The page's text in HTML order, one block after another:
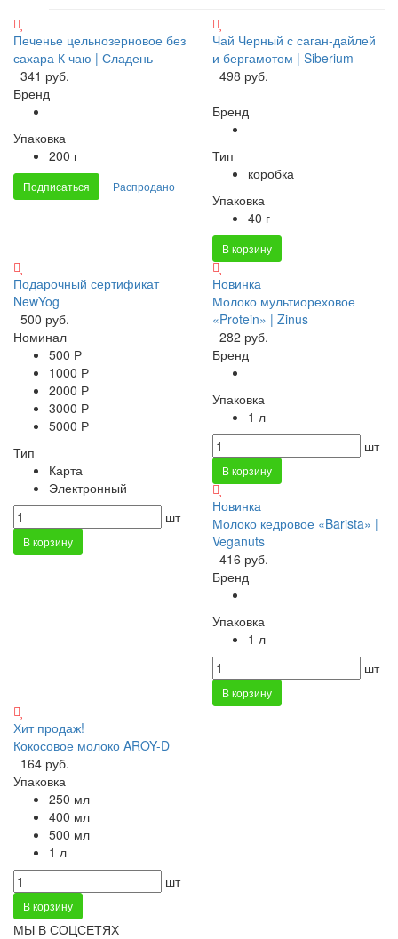
Печенье цельнозерновое без
сахара К чаю | Сладень
341 руб.
Бренд
Упаковка
200 г
Подписаться Распродано
Чай Черный с саган-дайлей
и бергамотом | Siberium
498 руб.
Бренд
Тип
коробка
Упаковка
40 г
В корзину
Подарочный сертификат
NewYog
500 руб.
Номинал
500 Р
1000 Р
2000 Р
3000 Р
5000 Р
Тип
Карта
Электронный
шт
В корзину
Новинка
Молоко мультиореховое
«Protein» | Zinus
282 руб.
Бренд
Упаковка
1 л
шт
В корзину
Новинка
Молоко кедровое «Barista» |
Veganuts
416 руб.
Бренд
Упаковка
1 л
шт
В корзину
Хит продаж!
Кокосовое молоко AROY-D
164 руб.
Упаковка
250 мл
400 мл
500 мл
1 л
шт
В корзину
МЫ В СОЦСЕТЯХ